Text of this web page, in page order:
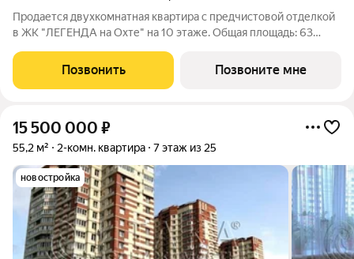
Продается двухкомнатная квартира с предчистовой отделкой
в ЖК "ЛЕГЕНДА на Охте" на 10 этаже. Общая площадь: 63
23.6 кв.м. Комнаты изолированные, все окна выходят на одну
сторону. В квартире
Позвонить Позвоните мне
15 500 000 ₽
55,2 м² 2-комн. квартира 7 этаж из 25
новостройка